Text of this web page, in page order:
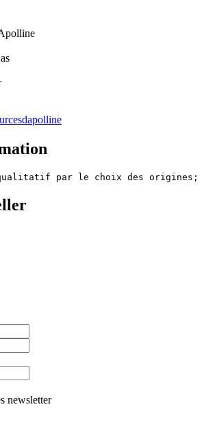
par le choix des origines;
newsletter